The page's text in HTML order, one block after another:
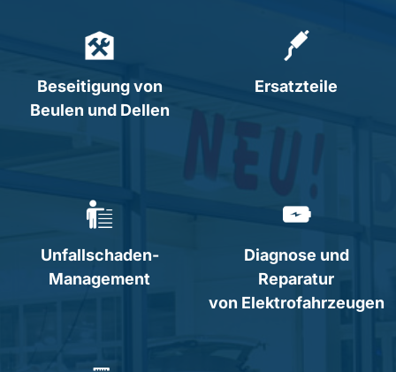
Beseitigung von
Beulen und Dellen
Ersatzteile
Unfallschaden-
Management
Diagnose und
Reparatur
von Elektrofahrzeugen